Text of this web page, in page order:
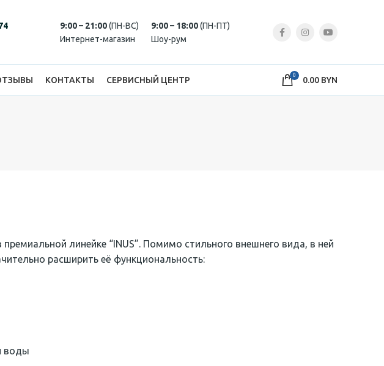
9:00 – 21:00(ПН-ВС)
Интернет-магазин
9:00 – 18:00(ПН-ПТ)
Шоу-рум
КОНТАКТЫ СЕРВИСНЫЙ ЦЕНТР 0 0.00 BYN
линейке “INUS”. Помимо стильного внешнего вида, в ней
расширить её функциональность:
воды